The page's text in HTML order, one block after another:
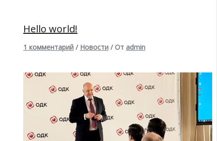
Hello world!
1 комментарий / Новости / От admin